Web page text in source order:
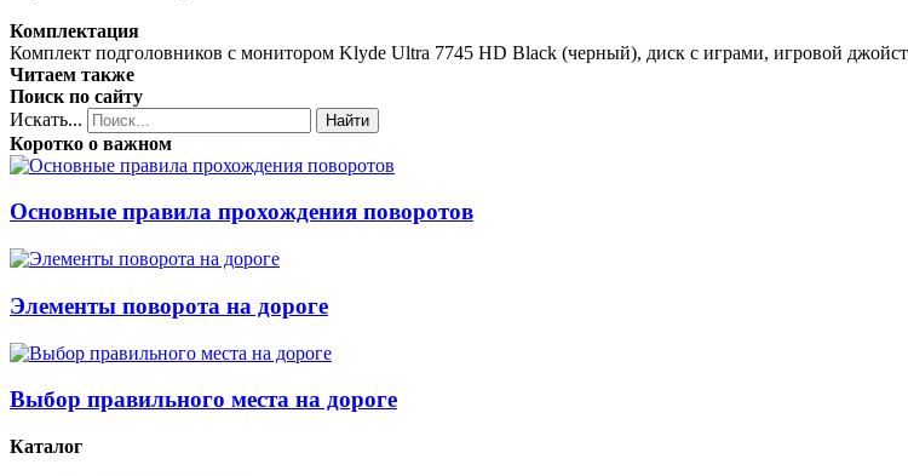
Комплектация
Комплект подголовников с монитором Klyde Ultra 7745 HD Black (черный), диск с играми, игровой
Читаем также
Поиск по сайту
Искать...
Найти
Коротко о важном
Основные правила прохождения поворотов
Элементы поворота на дороге
Выбор правильного места на дороге
Каталог